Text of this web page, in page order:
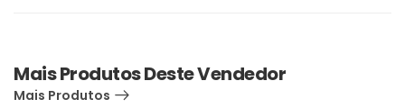
Mais Produtos Deste Vendedor
Mais Produtos